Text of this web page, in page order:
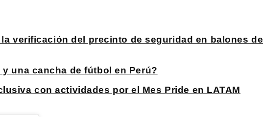
verificación del precinto de seguridad en balones de
una cancha de fútbol en Perú?
con actividades por el Mes Pride en LATAM